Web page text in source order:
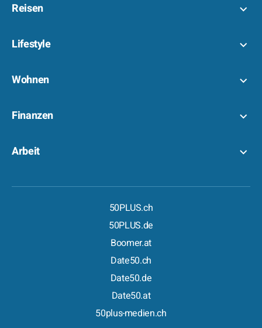
Reisen
Lifestyle
Wohnen
Finanzen
Arbeit
50PLUS.ch
50PLUS.de
Boomer.at
Date50.ch
Date50.de
Date50.at
50plus-medien.ch